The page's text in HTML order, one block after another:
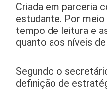
Criada em parceria
estudante. Por
tempo de leitura e
quanto aos níveis
Segundo o
definição de